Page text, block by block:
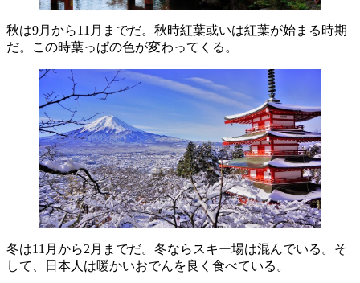
秋は9月から11月までだ。秋時紅葉或いは紅葉が始まる時期
だ。この時葉っぱの色が変わってくる。
冬は11月から2月までだ。冬ならスキー場は混んでいる。そ
して、日本人は暖かいおでんを良く食べている。